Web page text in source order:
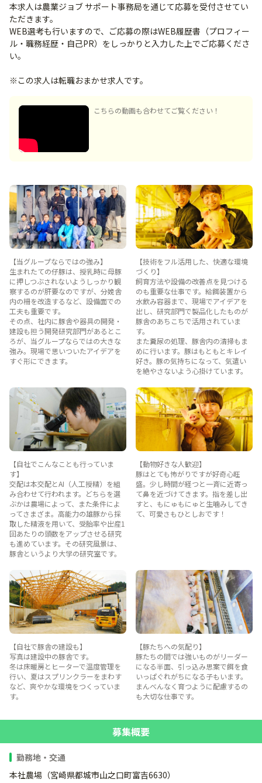
本求人は農業ジョブ サポート事務局を通じて応募を受付させてい
ただきます。
WEB選考も行いますので、ご応募の際はWEB履歴書（プロフィー
ル・職務経歴・自己PR）をしっかりと入力した上でご応募くださ
い。
※この求人は転職おまかせ求人です。
こちらの動画も合わせてご覧ください！
【当グループならではの強み】
生まれたての仔豚は、授乳時に母豚
に押しつぶされないようしっかり観
察するのが肝要なのですが、分娩舎
内の柵を改造するなど、設備面での
工夫も重要です。
その点、社内に豚舎や器具の開発・
建設も担う開発研究部門があるとこ
ろが、当グループならではの大きな
強み。現場で思いついたアイデアを
すぐ形にできます。
【技術をフル活用した、快適な環境
づくり】
飼育方法や設備の改善点を見つける
のも重要な仕事です。給餌装置から
水飲み容器まで、現場でアイデアを
出し、研究部門で製品化したものが
豚舎のあちこちで活用されていま
す。
また糞尿の処理、豚舎内の清掃もま
めに行います。豚はもともとキレイ
好き。豚の気持ちになって、気遣い
を絶やさないよう心掛けています。
【自社でこんなことも行っていま
す】
交配は本交配とAI（人工授精）を組
み合わせて行われます。どちらを選
ぶかは農場によって、また条件によ
ってさまざま。高能力の雄豚から採
取した精液を用いて、受胎率や出産1
回あたりの頭数をアップさせる研究
も進めています。その研究風景は、
豚舎というより大学の研究室です。
【動物好きな人歓迎】
豚はとても怖がりですが好奇心旺
盛。少し時間が経つと一斉に近寄っ
て鼻を近づけてきます。指を差し出
すと、もにゅもにゅと生噛みしてき
て、可愛さもひとしおです！
【自社で豚舎の建設も】
写真は建設中の豚舎です。
冬は床暖房とヒーターで温度管理を
行い、夏はスプリンクラーをまわす
など、爽やかな環境をつくっていま
す。
【豚たちへの気配り】
豚たちの間では強いものがリーダー
になる半面、引っ込み思案で餌を食
いっぱぐれがちになる子もいます。
まんべんなく育つように配慮するの
も大切な仕事です。
募集概要
勤務地・交通
本社農場（宮崎県都城市山之口町富吉6630）